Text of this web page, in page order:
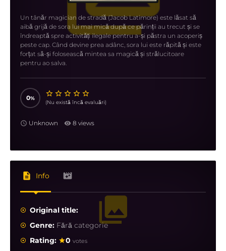
Un tânăr magician de stradă (Jacob Latimore) este lăsat să
aibă grijă de sora lui mai mică după ce părinții au trecut și se
îndreaptă spre activități ilegale pentru a-și păstra un acoperiș
peste cap. Când devine prea adânc, sora lui este răpită și este
forțat să-și folosească mintea sa magică și strălucitoare
pentru ao salva.
0
(Nu există încă evaluări)
Unknown 8 views
Info
Original title:
Genre: Fără categorie
Rating:
0 votes